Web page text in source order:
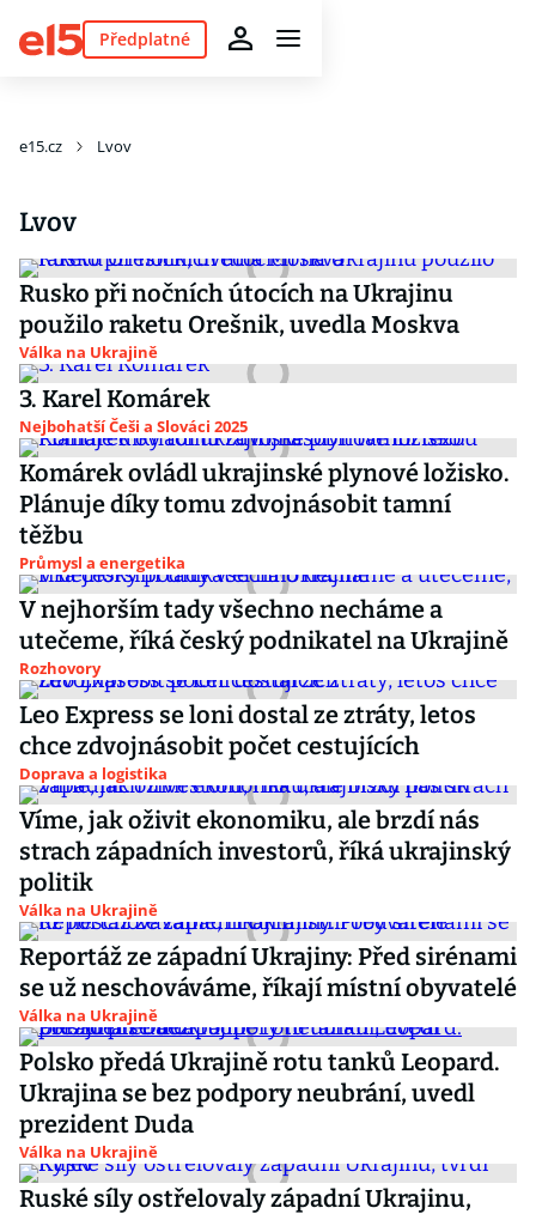
Předplatné
e15.cz Lvov
Lvov
Rusko při nočních útocích na Ukrajinu
použilo raketu Orešnik, uvedla Moskva
Válka na Ukrajině
3. Karel Komárek
Nejbohatší Češi a Slováci 2025
Komárek ovládl ukrajinské plynové ložisko.
Plánuje díky tomu zdvojnásobit tamní
těžbu
Průmysl a energetika
V nejhorším tady všechno necháme a
utečeme, říká český podnikatel na Ukrajině
Rozhovory
Leo Express se loni dostal ze ztráty, letos
chce zdvojnásobit počet cestujících
Doprava a logistika
Víme, jak oživit ekonomiku, ale brzdí nás
strach západních investorů, říká ukrajinský
politik
Válka na Ukrajině
Reportáž ze západní Ukrajiny: Před sirénami
se už neschováváme, říkají místní obyvatelé
Válka na Ukrajině
Polsko předá Ukrajině rotu tanků Leopard.
Ukrajina se bez podpory neubrání, uvedl
prezident Duda
Válka na Ukrajině
Ruské síly ostřelovaly západní Ukrajinu,